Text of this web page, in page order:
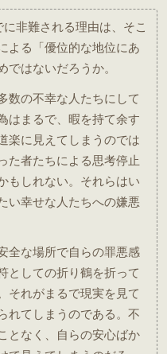
非難される理由は、そこ
よる「優位的な地位にあ
はないだろうか。
数の不幸な人たちにして
はまるで、暇を持て余す
楽に見えてしまうのでは
た者たちによる思考停止
もしれない。それらはい
い幸せな人たちへの嫌悪
全な場所で自らの罪悪感
としての折り鶴を折って
それがまるで現実を見て
れてしまうのである。不
となく、自らの安心ばか